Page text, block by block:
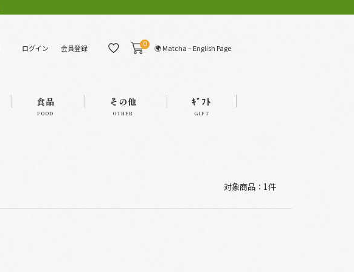
ログイン 会員登録 0 🌍 Matcha – English Page
食品
FOOD
その他
OTHER
ｷﾞﾌﾄ
GIFT
対象商品： 1件